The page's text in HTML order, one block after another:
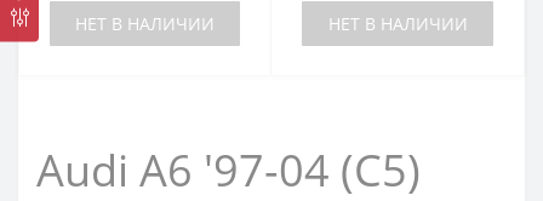
НЕТ В НАЛИЧИИ НЕТ В НАЛИЧИИ
Audi A6 '97-04 (C5)